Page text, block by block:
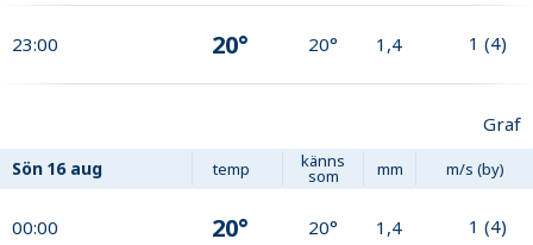
23:00 20° 20° 1,4 1 (4)
Graf
Sön 16 aug temp känns
som mm m/s (by)
00:00 20° 20° 1,4 1 (4)